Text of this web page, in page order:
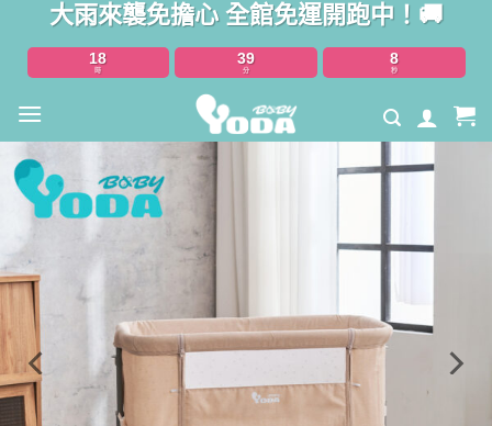
大雨來襲免擔心 全館免運開跑中！🚚
18
時
39
分
7
秒